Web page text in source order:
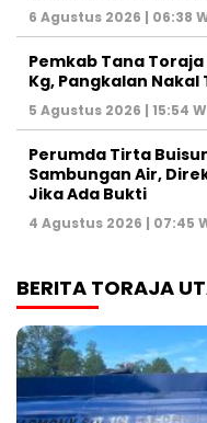
6 Agustus 2026 | 06:38
Pemkab Tana
Kg, Pangkalan
5 Agustus 2026 | 15:54
Perumda Tirta
Sambungan Air,
Jika Ada Bukti
4 Agustus 2026 | 07:45
BERITA TORAJA